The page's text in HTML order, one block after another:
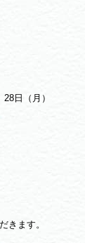
日（月）
きます。